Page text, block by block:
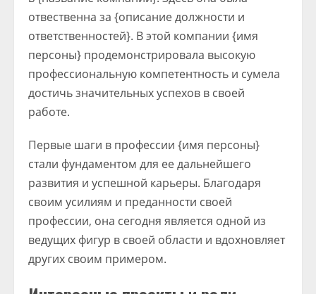
отвественна за {описание должности и
ответственностей}. В этой компании {имя
персоны} продемонстрировала высокую
профессиональную компетентность и сумела
достичь значительных успехов в своей
работе.
Первые шаги в профессии {имя персоны}
стали фундаментом для ее дальнейшего
развития и успешной карьеры. Благодаря
своим усилиям и преданности своей
профессии, она сегодня является одной из
ведущих фигур в своей области и вдохновляет
других своим примером.